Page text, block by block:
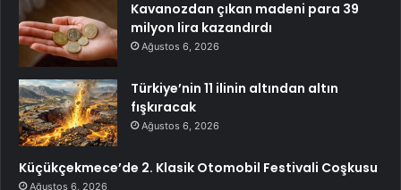
Kavanozdan çıkan madeni para 39
milyon lira kazandırdı
Ağustos 6, 2026
Türkiye’nin 11 ilinin altından altın
fışkıracak
Ağustos 6, 2026
Küçükçekmece’de 2. Klasik Otomobil Festivali Coşkusu
Ağustos 6, 2026